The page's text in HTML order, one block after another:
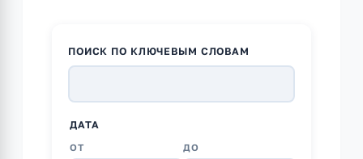
ПОИСК ПО КЛЮЧЕВЫМ СЛОВАМ
ДАТА